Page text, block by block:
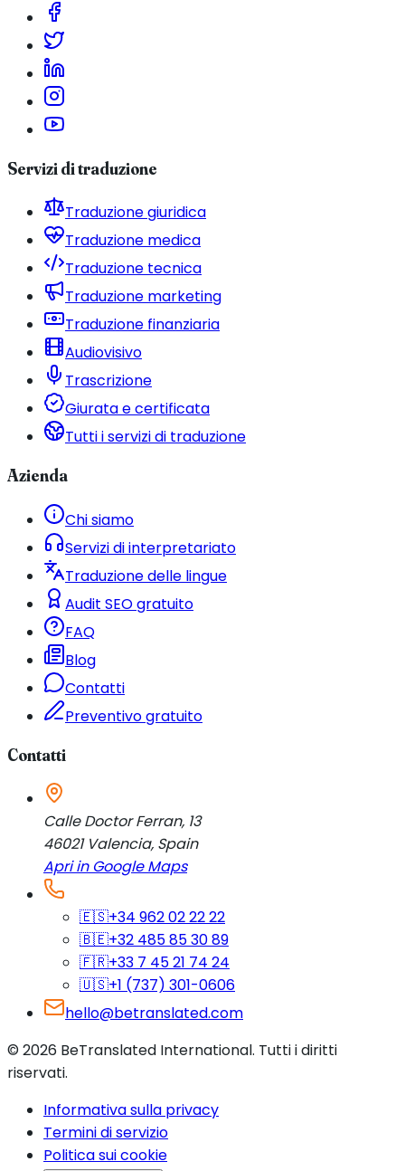
Servizi di traduzione
Traduzione giuridica
Traduzione medica
Traduzione tecnica
Traduzione marketing
Traduzione finanziaria
Audiovisivo
Trascrizione
Giurata e certificata
Tutti i servizi di traduzione
Azienda
Chi siamo
Servizi di interpretariato
Traduzione delle lingue
Audit SEO gratuito
FAQ
Blog
Contatti
Preventivo gratuito
Contatti
Calle Doctor Ferran, 13
46021 Valencia, Spain
Apri in Google Maps
🇪🇸+34 962 02 22 22
🇧🇪+32 485 85 30 89
🇫🇷+33 7 45 21 74 24
🇺🇸+1 (737) 301-0606
hello@betranslated.com
© 2026 BeTranslated International. Tutti i diritti
riservati.
Informativa sulla privacy
Termini di servizio
Politica sui cookie